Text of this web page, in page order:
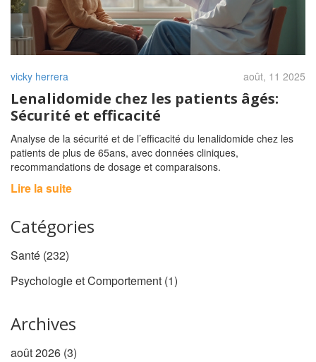
vicky herrera août, 11 2025
Lenalidomide chez les patients âgés:
Sécurité et efficacité
Analyse de la sécurité et de l’efficacité du lenalidomide chez les
patients de plus de 65ans, avec données cliniques,
recommandations de dosage et comparaisons.
Lire la suite
Catégories
Santé (232)
Psychologie et Comportement (1)
Archives
août 2026 (3)